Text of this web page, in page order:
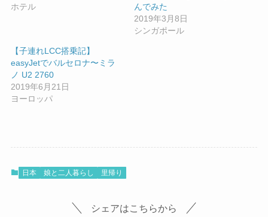
ホテル
んでみた
2019年3月8日
シンガポール
【子連れLCC搭乗記】
easyJetでバルセロナ〜ミラ
ノ U2 2760
2019年6月21日
ヨーロッパ
日本 娘と二人暮らし 里帰り
シェアはこちらから